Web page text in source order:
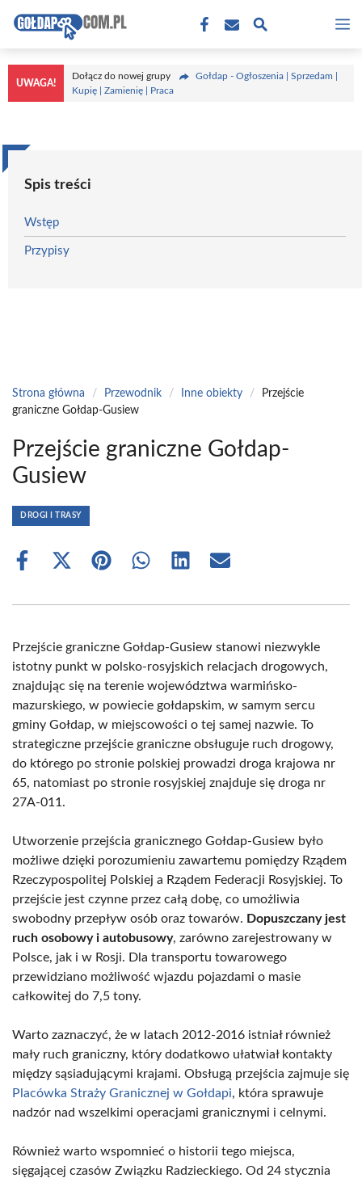
treści
UWAGA!
Dołącz do nowej grupy
Gołdap - Ogłoszenia | Sprzedam |
Kupię | Zamienię | Praca
Spis treści
Wstęp
Przypisy
Strona główna / Przewodnik / Inne obiekty /
Przejście
graniczne Gołdap-Gusiew
Przejście graniczne Gołdap-
Gusiew
DROGI I TRASY
Share
Share
(Twitter)
Share Share Share Share
Przejście graniczne Gołdap-Gusiew stanowi niezwykle
istotny punkt w polsko-rosyjskich relacjach drogowych,
znajdując się na terenie województwa warmińsko-
mazurskiego, w powiecie gołdapskim, w samym sercu
gminy Gołdap, w miejscowości o tej samej nazwie. To
strategiczne przejście graniczne obsługuje ruch drogowy,
do którego po stronie polskiej prowadzi droga krajowa nr
65, natomiast po stronie rosyjskiej znajduje się droga nr
27A-011.
Utworzenie przejścia granicznego Gołdap-Gusiew było
możliwe dzięki porozumieniu zawartemu pomiędzy Rządem
Rzeczypospolitej Polskiej a Rządem Federacji Rosyjskiej. To
przejście jest czynne przez całą dobę, co umożliwia
swobodny przepływ osób oraz towarów. Dopuszczany jest
ruch osobowy i autobusowy, zarówno zarejestrowany w
Polsce, jak i w Rosji. Dla transportu towarowego
przewidziano możliwość wjazdu pojazdami o masie
całkowitej do 7,5 tony.
Warto zaznaczyć, że w latach 2012-2016 istniał również
mały ruch graniczny, który dodatkowo ułatwiał kontakty
między sąsiadującymi krajami. Obsługą przejścia zajmuje się
Placówka Straży Granicznej w Gołdapi, która sprawuje
nadzór nad wszelkimi operacjami granicznymi i celnymi.
Również warto wspomnieć o historii tego miejsca,
sięgającej czasów Związku Radzieckiego. Od 24 stycznia